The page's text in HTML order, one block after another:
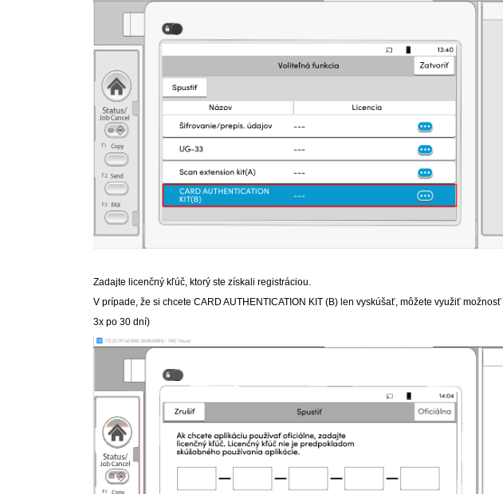
Zadajte licenčný kľúč, ktorý ste získali registráciou.
V prípade, že si chcete CARD AUTHENTICATION KIT (B) len vyskúšať, môžete využiť možnosť
3x po 30 dní)